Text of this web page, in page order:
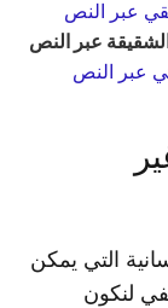
التي يمكن
لنكون